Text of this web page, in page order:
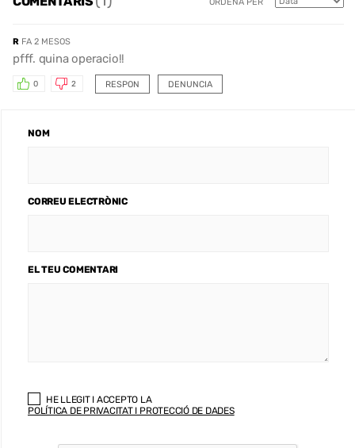
ORDENA PER
R FA 2 MESOS
pfff. quina operacio!!
RESPON
0 2 DENUNCIA
NOM
CORREU ELECTRÒNIC
EL TEU COMENTARI
HE LLEGIT I ACCEPTO LA
POLÍTICA DE PRIVACITAT I PROTECCIÓ DE DADES